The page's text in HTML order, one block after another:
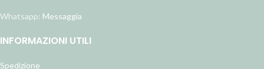
Whatsapp: Messaggia
INFORMAZIONI UTILI
Spedizione